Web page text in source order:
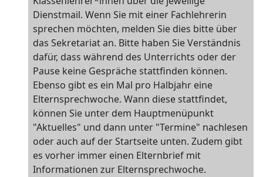
Dienstmail. Wenn Sie mit einer Fachlehrerin
sprechen möchten, melden Sie dies bitte über
das Sekretariat an. Bitte haben Sie Verständnis
dafür, dass während des Unterrichts oder der
Pause keine Gespräche stattfinden können.
Ebenso gibt es ein Mal pro Halbjahr eine
Elternsprechwoche. Wann diese stattfindet,
können Sie unter dem Hauptmenüpunkt
"Aktuelles" und dann unter "Termine" nachlesen
oder auch auf der Startseite unten. Zudem gibt
es vorher immer einen Elternbrief mit
Informationen zur Elternsprechwoche.